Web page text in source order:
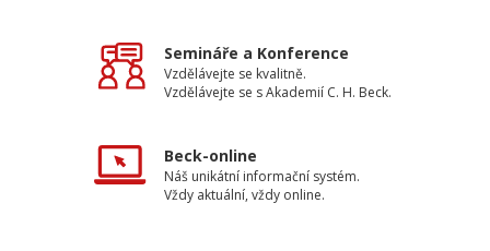
Semináře a Konference
Vzdělávejte se kvalitně.
Vzdělávejte se s Akademií C. H. Beck.
Beck-online
Náš unikátní informační systém.
Vždy aktuální, vždy online.